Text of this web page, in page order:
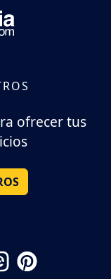
ofrecer tus